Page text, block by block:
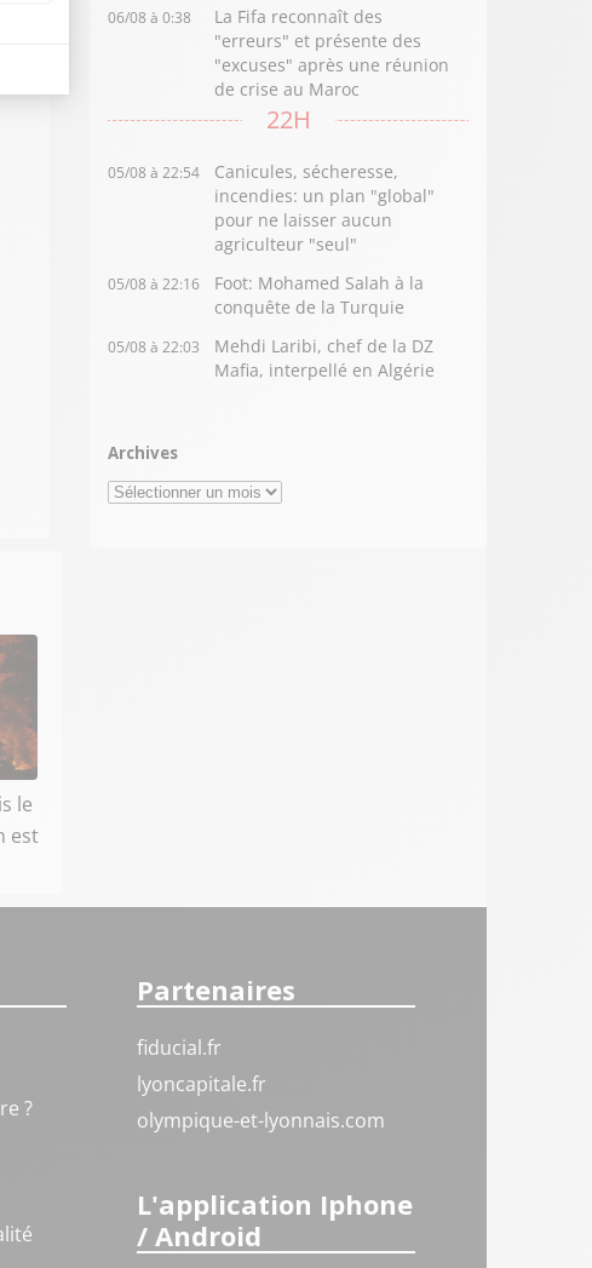
le
est
06/08 à 0:38
La Fifa reconnaît des
"erreurs" et présente des
"excuses" après une réunion
de crise au Maroc
22H
05/08 à 22:54
Canicules, sécheresse,
incendies: un plan "global"
pour ne laisser aucun
agriculteur "seul"
05/08 à 22:16
Foot: Mohamed Salah à la
conquête de la Turquie
05/08 à 22:03
Mehdi Laribi, chef de la DZ
Mafia, interpellé en Algérie
Archives
Archives
?
Partenaires
fiducial.fr
lyoncapitale.fr
olympique-et-lyonnais.com
L'application Iphone
/ Android